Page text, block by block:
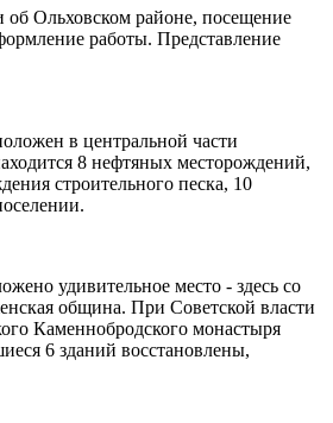
Ольховском районе, посещение
работы. Представление
в центральной части
8 нефтяных месторождений,
строительного песка, 10
удивительное место - здесь со
община. При Советской власти
Каменнобродского монастыря
6 зданий восстановлены,